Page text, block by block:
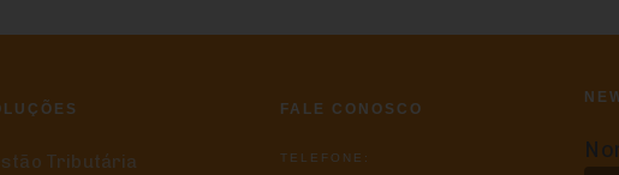
Tributária
FALE CONOSCO
TELEFONE: